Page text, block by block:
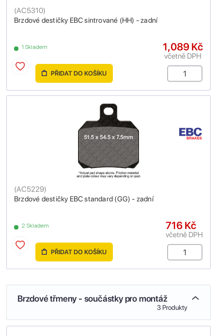
Brzdové destičky EBC sintrované (HH) - zadní
(AC5310)
1 Skladem 1,089 Kč
včetně DPH
PŘIDAT DO KOŠÍKU
Brzdové destičky EBC standard (GG) - zadní
(AC5229)
2 Skladem 716 Kč
včetně DPH
PŘIDAT DO KOŠÍKU
Brzdové třmeny - součástky pro montáž
3 Produkty